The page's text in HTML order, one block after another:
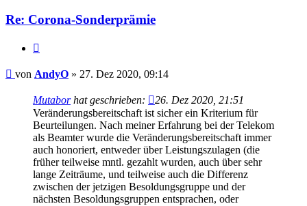
Re: Corona-Sonderprämie
Beitrag
von AndyO » 27. Dez 2020, 09:14
Mutaborhat geschrieben:
26. Dez 2020, 21:51
Veränderungsbereitschaft ist sicher ein Kriterium für
Beurteilungen. Nach meiner Erfahrung bei der Telekom
als Beamter wurde die Veränderungsbereitschaft immer
auch honoriert, entweder über Leistungszulagen (die
früher teilweise mntl. gezahlt wurden, auch über sehr
lange Zeiträume, und teilweise auch die Differenz
zwischen der jetzigen Besoldungsgruppe und der
nächsten Besoldungsgruppen entsprachen, oder